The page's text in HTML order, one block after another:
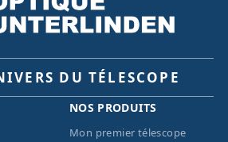
DU TÉLESCOPE
NOS PRODUITS
Mon premier télescope